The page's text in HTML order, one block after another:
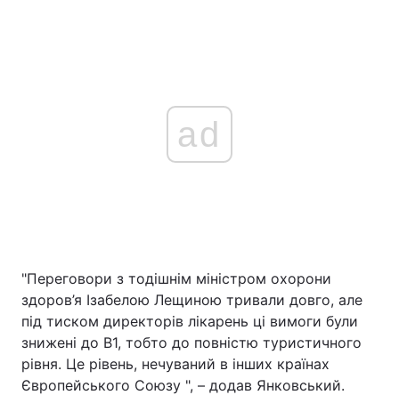
ad
"Переговори з тодішнім міністром охорони
здоров’я Ізабелою Лещиною тривали довго, але
під тиском директорів лікарень ці вимоги були
знижені до B1, тобто до повністю туристичного
рівня. Це рівень, нечуваний в інших країнах
Європейського Союзу ", – додав Янковський.